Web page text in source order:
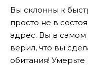
Вы склонны к
просто не в
адрес. Вы в самом
верил, что вы
обитания!